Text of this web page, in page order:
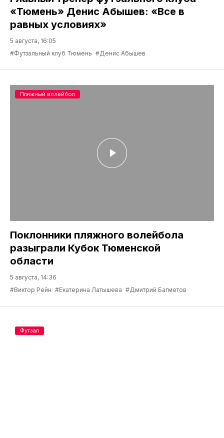
«Тюмень» Денис Абышев: «Все в
равных условиях»
5 августа, 16:05
#Футзальный клуб Тюмень #Денис Абышев
Поклонники пляжного волейбола
разыграли Кубок Тюменской
области
5 августа, 14:36
#Виктор Рейн #Екатерина Латышева #Дмитрий Багметов
Пляжный волейбол
Футзал